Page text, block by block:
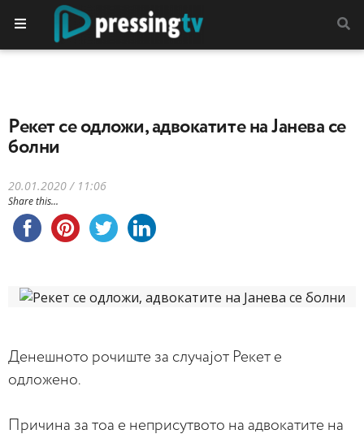
Рекет се одложи, адвокатите на Јанева се
болни
20.01.2020 / 11:06
Share this...
Денешното рочиште за случајот Рекет е
одложено.
Причина за тоа е неприсутвото на адвокатите на